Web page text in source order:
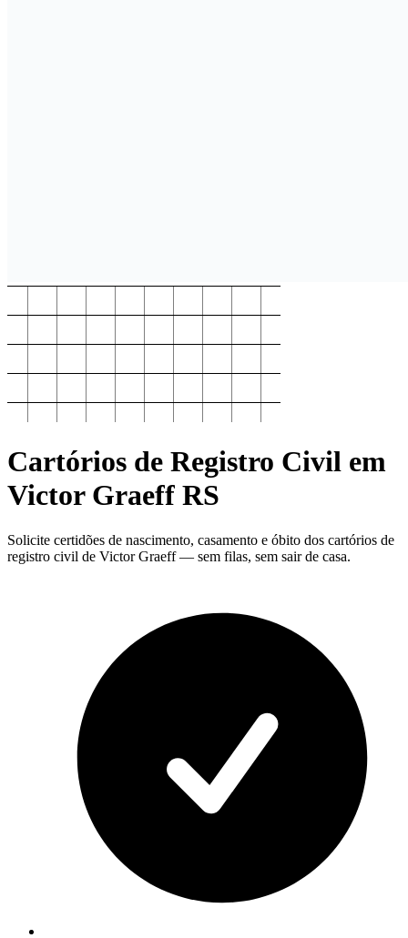
Cartórios de Registro Civil em
Victor Graeff RS
Solicite certidões de nascimento, casamento e óbito dos cartórios de
registro civil de Victor Graeff — sem filas, sem sair de casa.